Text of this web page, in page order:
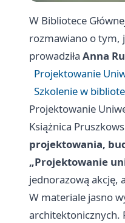
W Bibliotece
rozmawiano o tym,
prowadziła Anna
Projektowanie
Szkolenie w
Projektowanie
Książnica
projektowania,
„Projektowanie
jednorazową akcję,
W materiale jasno
architektonicznych.